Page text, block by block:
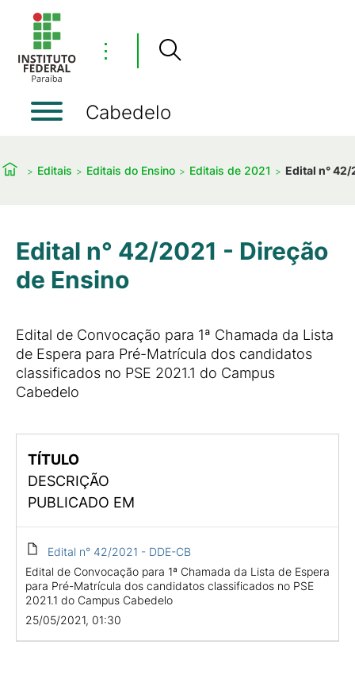
⋮
Cabedelo
Editais Editais do Ensino Editais de 2021 Edital n°
Edital n° 42/2021 - Direção
de Ensino
Edital de Convocação para 1ª Chamada da Lista
de Espera para Pré-Matrícula dos candidatos
classificados no PSE 2021.1 do Campus
Cabedelo
TÍTULO
DESCRIÇÃO
PUBLICADO EM
Edital n° 42/2021 - DDE-CB
Edital de Convocação para 1ª Chamada da Lista de Espera
para Pré-Matrícula dos candidatos classificados no PSE
2021.1 do Campus Cabedelo
25/05/2021, 01:30